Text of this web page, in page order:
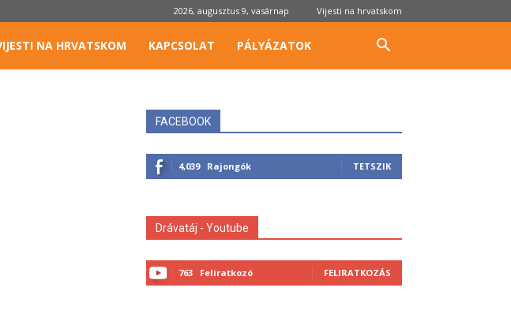
2026, augusztus 9, vasárnap Vijesti na hrvatskom
NA HRVATSKOM KAPCSOLAT PÁLYÁZATOK
FACEBOOK
4,039 Rajongók TETSZIK
Drávatáj - Youtube
763 Feliratkozó FELIRATKOZÁS